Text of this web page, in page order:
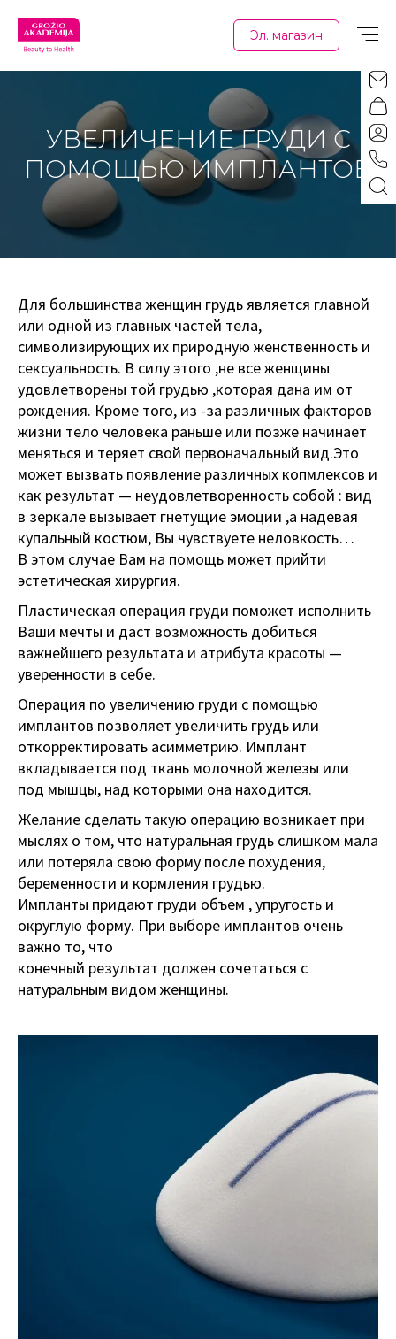
Эл. магазин
УВЕЛИЧЕНИЕ ГРУДИ С
ПОМОЩЬЮ ИМПЛАНТОВ
Для большинства женщин грудь является главной
или одной из главных частей тела,
символизирующих их природную женственность и
сексуальность. В силу этого ,не все женщины
удовлетворены той грудью ,которая дана им от
рождения. Кроме того, из -за различных факторов
жизни тело человекa раньше или позже начинает
меняться и теряет свой первоначальный вид.Это
может вызвать появление различных копмлексов и
как результат — неудовлетворенность собой : вид
в зеркале вызывает гнетущие эмоции ,а надевая
купальный костюм, Вы чувствуете неловкость…
В этом случае Вам на помощь может прийти
эстетическая хирургия.
Пластическая операция груди поможет исполнить
Ваши мечты и даcт возможность добиться
важнейшего результата и атрибута красоты —
уверенности в себе.
Операция по увеличению груди с помощью
имплантов позволяет увеличить грудь или
откорректировать асимметрию. Имплант
вкладывается под ткань молочной железы или
под мышцы, над которыми она находится.
Желание сделать такую операцию возникает при
мыслях о том, что натуральная грудь слишком мала
или потеряла свою форму после похудения,
беременности и кормления грудью.
Импланты придают груди объем , упругость и
округлую форму. При выборе имплантов очень
важно то, что
конечный результат должен сочетаться с
натуральным видом женщины.